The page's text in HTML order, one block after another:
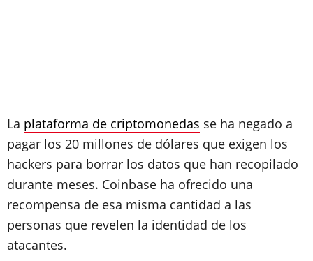
La plataforma de criptomonedas se ha negado a
pagar los 20 millones de dólares que exigen los
hackers para borrar los datos que han recopilado
durante meses. Coinbase ha ofrecido una
recompensa de esa misma cantidad a las
personas que revelen la identidad de los
atacantes.